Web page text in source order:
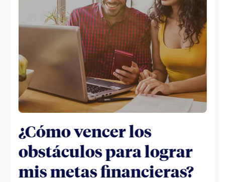
¿Cómo vencer los
obstáculos para lograr
mis metas financieras?